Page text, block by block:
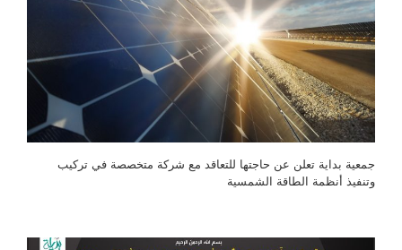
جمعية بداية تعلن عن حاجتها للتعاقد مع شركة متخصصة في تركيب
وتنفيذ أنظمة الطاقة الشمسية